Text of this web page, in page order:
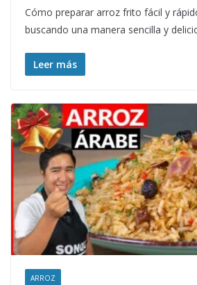
Cómo preparar arroz frito fácil y
buscando una manera sencilla y
Leer más
ARROZ